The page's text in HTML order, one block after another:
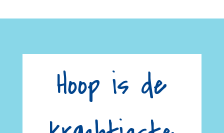
Hoop is de